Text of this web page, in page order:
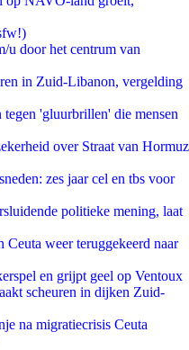
u door het centrum van
in Zuid-Libanon, vergelding
'gluurbrillen' die mensen
over Straat van Hormuz
zes jaar cel en tbs voor
politieke mening, laat
Ceuta weer teruggekeerd naar
en grijpt geel op Ventoux
scheuren in dijken Zuid-
na migratiecrisis Ceuta